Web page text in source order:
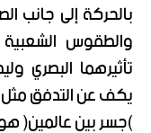
بالحركة إلى جانب
والطقوس
تأثيرهما البصري
يكف عن التدفق مثل
)جسر بين عالمين(